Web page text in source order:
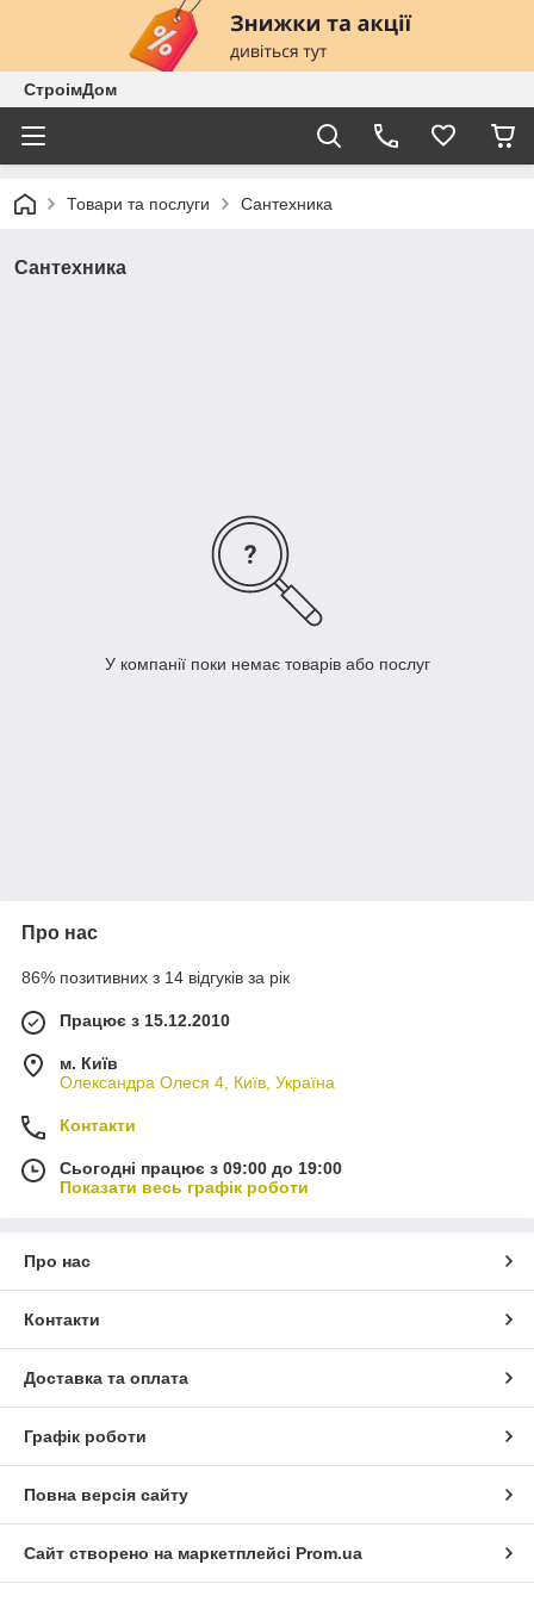
СтроімДом
Товари та послуги Сантехника
Сантехника
У компанії поки немає товарів або послуг
Про нас
86% позитивних з 14 відгуків за рік
Працює з 15.12.2010
м. Київ
Олександра Олеся 4, Київ, Україна
Контакти
Сьогодні працює з 09:00 до 19:00
Показати весь графік роботи
Про нас
Контакти
Доставка та оплата
Графік роботи
Повна версія сайту
Сайт створено на маркетплейсі Prom.ua